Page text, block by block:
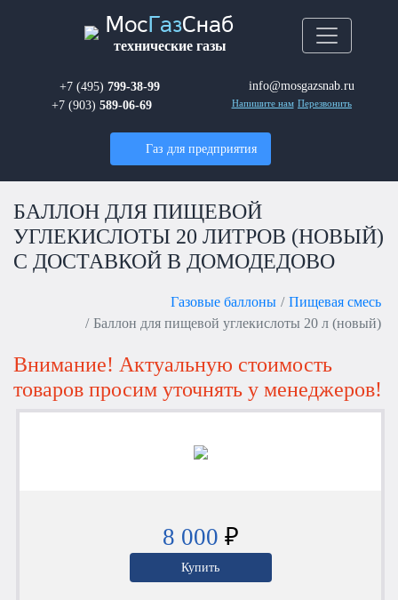
Мос ГазСнаб
технические газы
+7 (495) 799-38-99
+7 (903) 589-06-69
info@mosgazsnab.ru
Напишите нам Перезвонить
Газ для предприятия
БАЛЛОН ДЛЯ ПИЩЕВОЙ
УГЛЕКИСЛОТЫ 20 ЛИТРОВ (НОВЫЙ)
С ДОСТАВКОЙ В ДОМОДЕДОВО
Газовые баллоны
Пищевая смесь
Баллон для пищевой углекислоты 20 л (новый)
Внимание! Актуальную стоимость
товаров просим уточнять у менеджеров!
8 000 ₽
Купить